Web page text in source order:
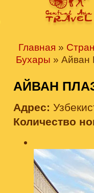
Главная »
Бухары » Айван
АЙВАН
Адрес:
Количество